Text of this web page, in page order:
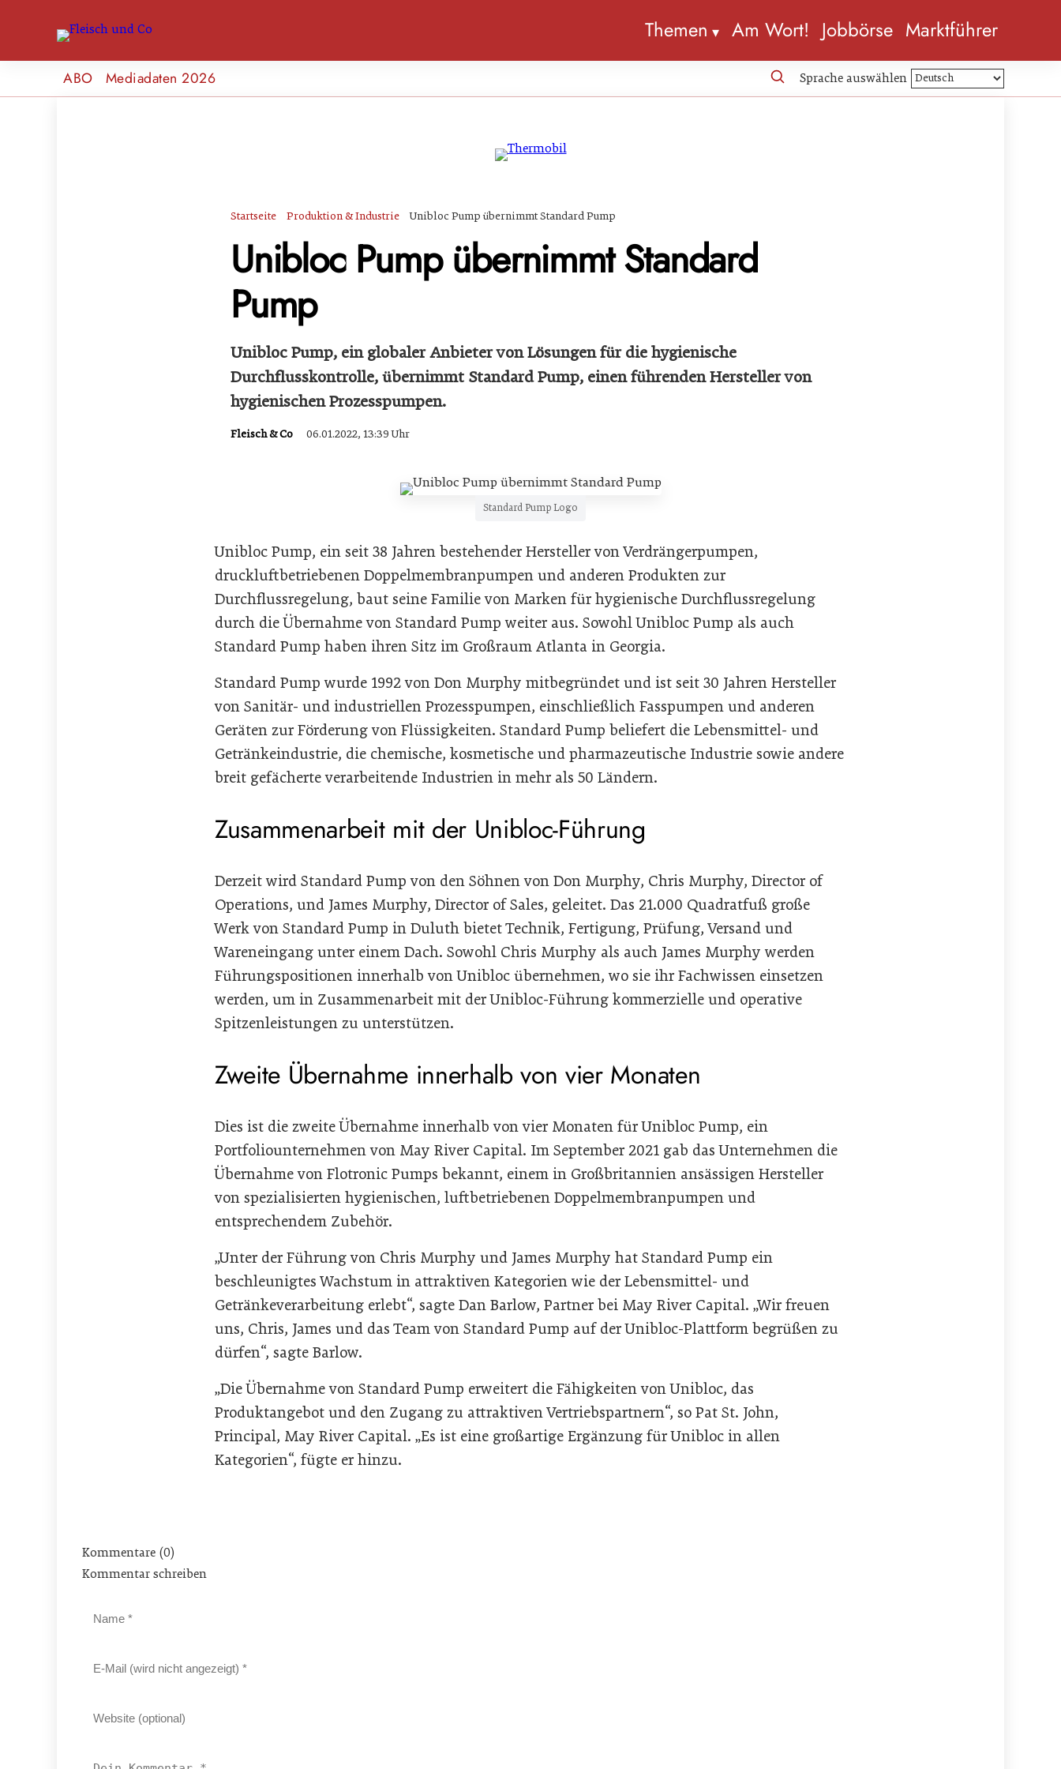
Themen Am Wort! Jobbörse Marktführer
ABO Mediadaten 2026 Sprache auswählen
Startseite Produktion & Industrie Unibloc Pump übernimmt Standard Pump
Unibloc Pump übernimmt Standard
Pump
Unibloc Pump, ein globaler Anbieter von Lösungen für die hygienische
Durchflusskontrolle, übernimmt Standard Pump, einen führenden Hersteller von
hygienischen Prozesspumpen.
Fleisch & Co 06.01.2022, 13:39 Uhr
Standard Pump Logo
Unibloc Pump, ein seit 38 Jahren bestehender Hersteller von Verdrängerpumpen,
druckluftbetriebenen Doppelmembranpumpen und anderen Produkten zur
Durchflussregelung, baut seine Familie von Marken für hygienische Durchflussregelung
durch die Übernahme von Standard Pump weiter aus. Sowohl Unibloc Pump als auch
Standard Pump haben ihren Sitz im Großraum Atlanta in Georgia.
Standard Pump wurde 1992 von Don Murphy mitbegründet und ist seit 30 Jahren Hersteller
von Sanitär- und industriellen Prozesspumpen, einschließlich Fasspumpen und anderen
Geräten zur Förderung von Flüssigkeiten. Standard Pump beliefert die Lebensmittel- und
Getränkeindustrie, die chemische, kosmetische und pharmazeutische Industrie sowie andere
breit gefächerte verarbeitende Industrien in mehr als 50 Ländern.
Zusammenarbeit mit der Unibloc-Führung
Derzeit wird Standard Pump von den Söhnen von Don Murphy, Chris Murphy, Director of
Operations, und James Murphy, Director of Sales, geleitet. Das 21.000 Quadratfuß große
Werk von Standard Pump in Duluth bietet Technik, Fertigung, Prüfung, Versand und
Wareneingang unter einem Dach. Sowohl Chris Murphy als auch James Murphy werden
Führungspositionen innerhalb von Unibloc übernehmen, wo sie ihr Fachwissen einsetzen
werden, um in Zusammenarbeit mit der Unibloc-Führung kommerzielle und operative
Spitzenleistungen zu unterstützen.
Zweite Übernahme innerhalb von vier Monaten
Dies ist die zweite Übernahme innerhalb von vier Monaten für Unibloc Pump, ein
Portfoliounternehmen von May River Capital. Im September 2021 gab das Unternehmen die
Übernahme von Flotronic Pumps bekannt, einem in Großbritannien ansässigen Hersteller
von spezialisierten hygienischen, luftbetriebenen Doppelmembranpumpen und
entsprechendem Zubehör.
„Unter der Führung von Chris Murphy und James Murphy hat Standard Pump ein
beschleunigtes Wachstum in attraktiven Kategorien wie der Lebensmittel- und
Getränkeverarbeitung erlebt“, sagte Dan Barlow, Partner bei May River Capital. „Wir freuen
uns, Chris, James und das Team von Standard Pump auf der Unibloc-Plattform begrüßen zu
dürfen“, sagte Barlow.
„Die Übernahme von Standard Pump erweitert die Fähigkeiten von Unibloc, das
Produktangebot und den Zugang zu attraktiven Vertriebspartnern“, so Pat St. John,
Principal, May River Capital. „Es ist eine großartige Ergänzung für Unibloc in allen
Kategorien“, fügte er hinzu.
Kommentare (0)
Kommentar schreiben